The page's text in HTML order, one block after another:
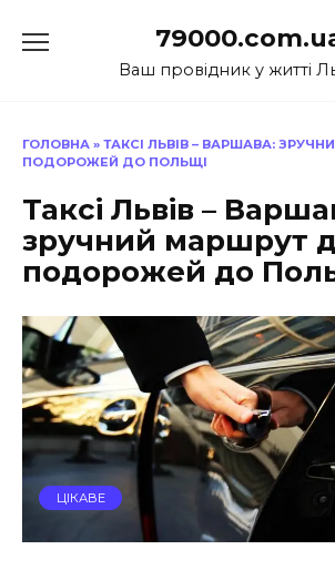
до
Ваш провідник у житті
ГОЛОВНА » ТАКСІ ЛЬВІВ – ВАРШАВА:
ПОДОРОЖЕЙ ДО ПОЛЬЩІ
Таксі Львів –
зручний маршрут
подорожей до
ЦІКАВЕ